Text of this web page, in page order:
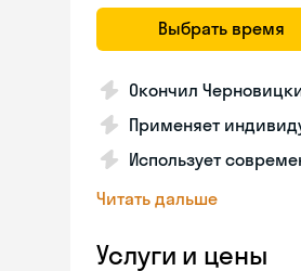
Выбрать время
Окончил
Применяет
Использует
Читать дальше
Услуги и цены